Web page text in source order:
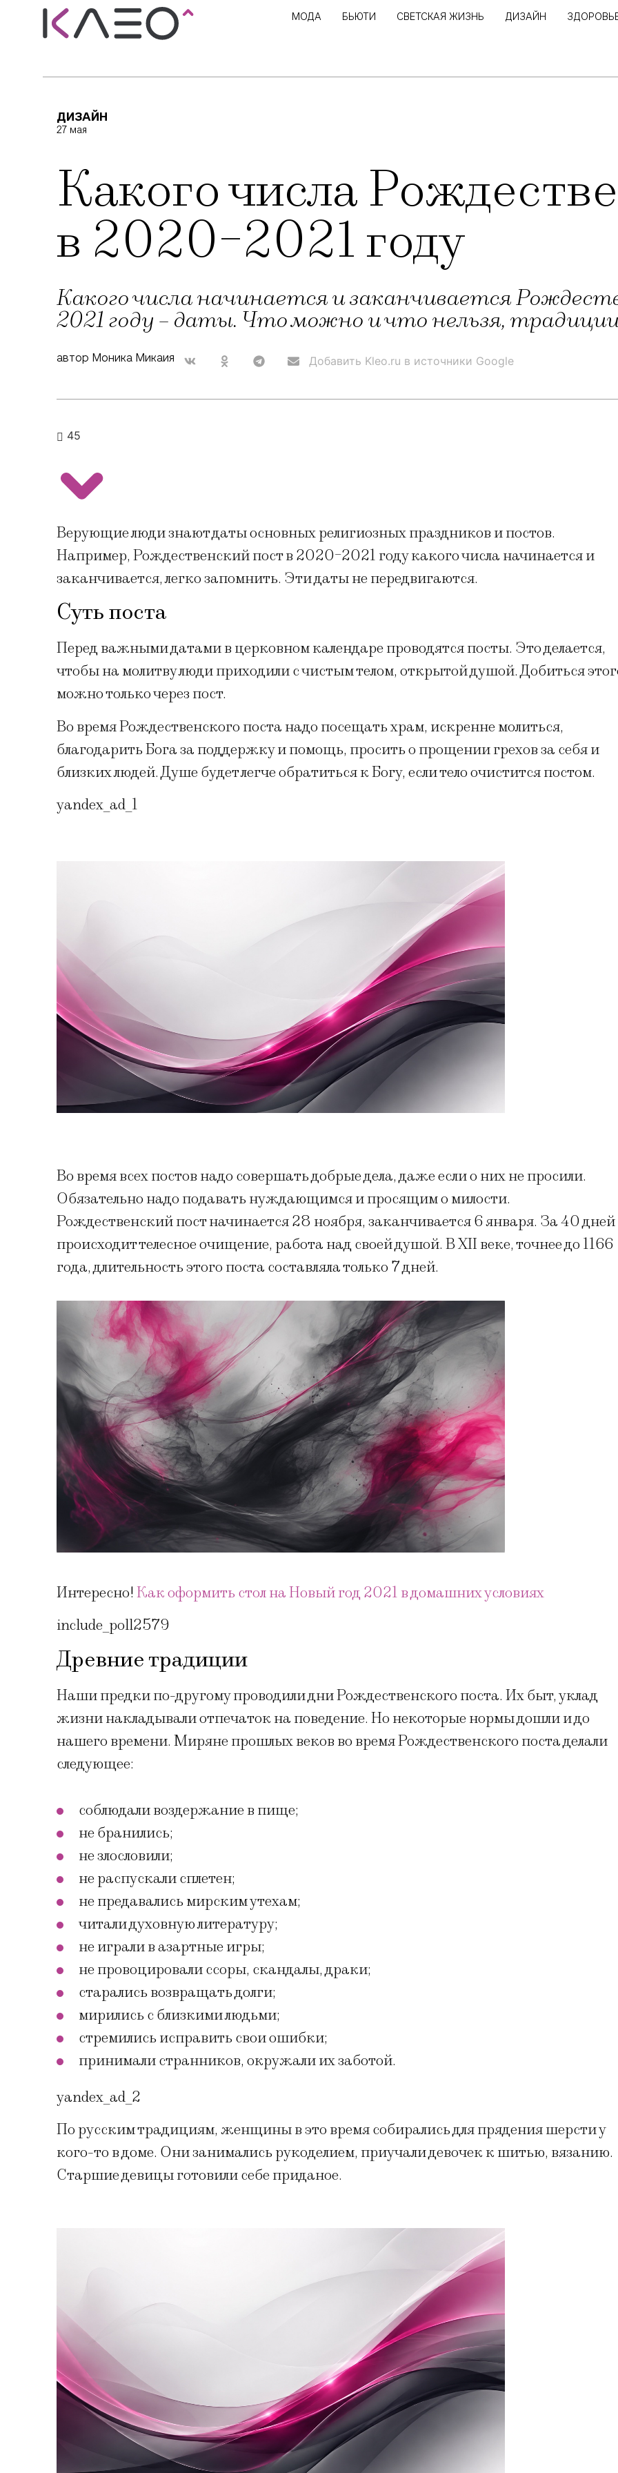
МОДА БЬЮТИ СВЕТСКАЯ ЖИЗНЬ ДИЗАЙН
ДИЗАЙН
27 мая
Какого числа
в 2020-2021 году
Какого числа начинается и заканчивается
2021 году – даты. Что можно и что нельзя,
автор Моника Микаия Добавить Kleo.ru в источники Google
45
Верующие люди знают даты основных религиозных праздников и постов.
Например, Рождественский пост в 2020-2021 году какого числа начинается и
заканчивается, легко запомнить. Эти даты не передвигаются.
Суть поста
Перед важными датами в церковном календаре проводятся посты. Это делается,
чтобы на молитву люди приходили с чистым телом, открытой душой. Добиться
можно только через пост.
Во время Рождественского поста надо посещать храм, искренне молиться,
благодарить Бога за поддержку и помощь, просить о прощении грехов за себя и
близких людей. Душе будет легче обратиться к Богу, если тело очистится постом.
yandex_ad_1
Во время всех постов надо совершать добрые дела, даже если о них не просили.
Обязательно надо подавать нуждающимся и просящим о милости.
Рождественский пост начинается 28 ноября, заканчивается 6 января. За 40 дней
происходит телесное очищение, работа над своей душой. В XII веке, точнее до 1166
года, длительность этого поста составляла только 7 дней.
Интересно!Как оформить стол на Новый год 2021 в домашних условиях
include_poll2579
Древние традиции
Наши предки по-другому проводили дни Рождественского поста. Их быт, уклад
жизни накладывали отпечаток на поведение. Но некоторые нормы дошли и до
нашего времени. Миряне прошлых веков во время Рождественского поста делали
следующее:
соблюдали воздержание в пище;
не бранились;
не злословили;
не распускали сплетен;
не предавались мирским утехам;
читали духовную литературу;
не играли в азартные игры;
не провоцировали ссоры, скандалы, драки;
старались возвращать долги;
мирились с близкими людьми;
стремились исправить свои ошибки;
принимали странников, окружали их заботой.
yandex_ad_2
По русским традициям, женщины в это время собирались для прядения шерсти у
кого-то в доме. Они занимались рукоделием, приучали девочек к шитью, вязанию.
Старшие девицы готовили себе приданое.